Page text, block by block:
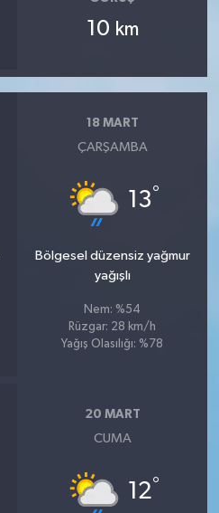
10 km
18 MART
ÇARŞAMBA
13°
Bölgesel düzensiz yağmur
yağışlı
Nem: %54
Rüzgar: 28 km/h
Yağış Olasılığı: %78
20 MART
CUMA
12°